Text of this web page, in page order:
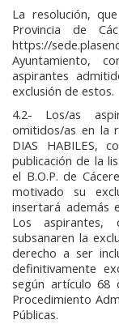
La resolución,
Provincia de
https://
Ayuntamiento,
aspirantes
exclusión de estos.
4.2- Los/as
omitidos/as en la
DIAS HABILES,
publicación de la
el B.O.P. de
motivado su
insertará además
Los
subsanaren la
derecho a ser
definitivamente
según artículo 68
Procedimiento
Públicas.